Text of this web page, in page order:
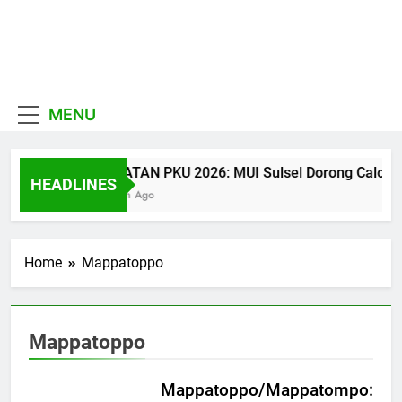
MENU
HEADLINES
CATATAN PKU 2026: MUI Sulsel Dorong
24 Jam Ago
Home Mappatoppo
Mappatoppo
Mappatoppo/Mappatompo: